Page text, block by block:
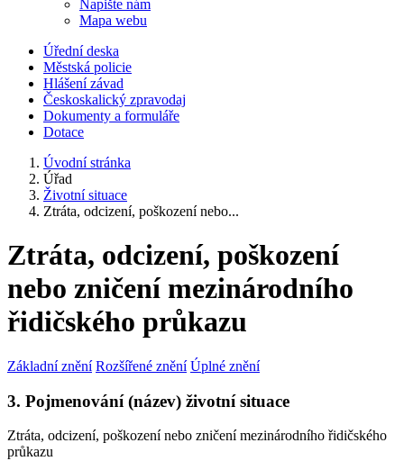
Napište nám
Mapa webu
Úřední deska
Městská policie
Hlášení závad
Českoskalický zpravodaj
Dokumenty a formuláře
Dotace
Úvodní stránka
Úřad
Životní situace
Ztráta, odcizení, poškození nebo...
Ztráta, odcizení, poškození
nebo zničení mezinárodního
řidičského průkazu
Základní znění Rozšířené znění Úplné znění
3. Pojmenování (název) životní situace
Ztráta, odcizení, poškození nebo zničení mezinárodního řidičského
průkazu